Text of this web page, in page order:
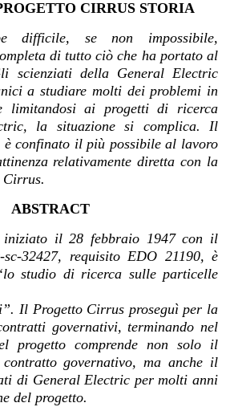
CIRRUS STORIA
difficile, se non impossibile,
di tutto ciò che ha portato al
scienziati della General Electric
a studiare molti dei problemi in
limitandosi ai progetti di ricerca
la situazione si complica. Il
è confinato il più possibile al lavoro
relativamente diretta con la
Cirrus.
ABSTRACT
il 28 febbraio 1947 con il
sc-32427, requisito EDO 21190, è
studio di ricerca sulle particelle
Il Progetto Cirrus proseguì per la
governativi, terminando nel
progetto comprende non solo il
governativo, ma anche il
di General Electric per molti anni
del progetto.